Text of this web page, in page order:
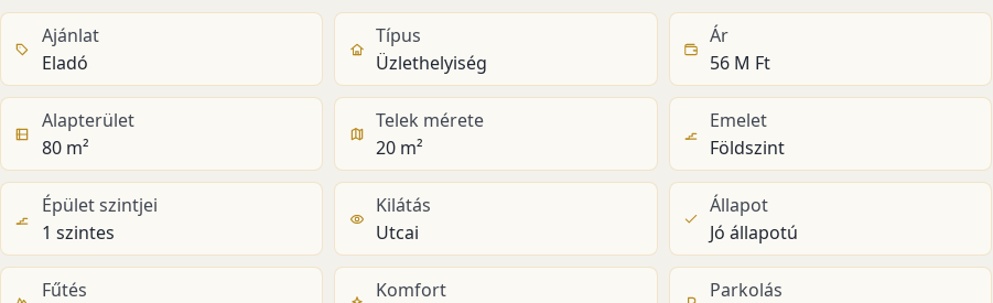
Ajánlat
Eladó
Típus
Üzlethelyiség
Ár
56 M Ft
Alapterület
80 m²
Telek mérete
20 m²
Emelet
Földszint
Épület szintjei
1 szintes
Kilátás
Utcai
Állapot
Jó állapotú
Fűtés
Komfort
Parkolás